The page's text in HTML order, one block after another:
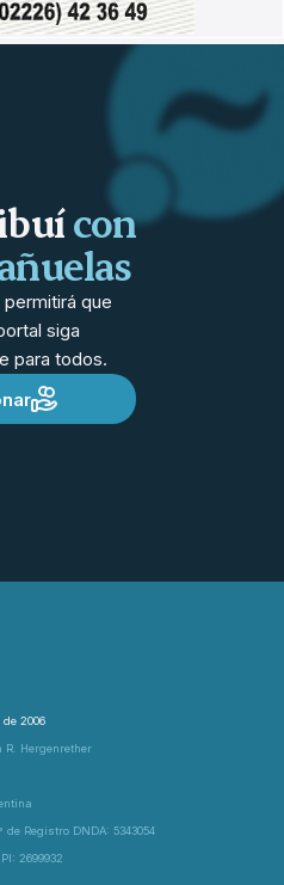
con
que
siga
para todos.
2006
R. Hergenrether
de Registro DNDA: 5343054
2699932